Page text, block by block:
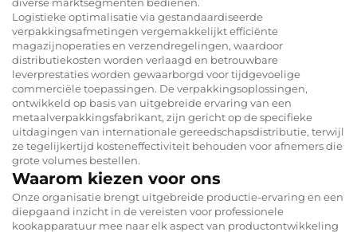
Logistieke optimalisatie via gestandaardiseerde
verpakkingsafmetingen vergemakkelijkt efficiënte
magazijnoperaties en verzendregelingen, waardoor
distributiekosten worden verlaagd en betrouwbare
leverprestaties worden gewaarborgd voor tijdgevoelige
commerciële toepassingen. De verpakkingsoplossingen,
ontwikkeld op basis van uitgebreide ervaring van een
metaalverpakkingsfabrikant, zijn gericht op de specifieke
uitdagingen van internationale gereedschapsdistributie, terwijl
ze tegelijkertijd kosteneffectiviteit behouden voor afnemers die
grote volumes bestellen.
Waarom kiezen voor ons
Onze organisatie brengt uitgebreide productie-ervaring en een
diepgaand inzicht in de vereisten voor professionele
kookapparatuur mee naar elk aspect van productontwikkeling